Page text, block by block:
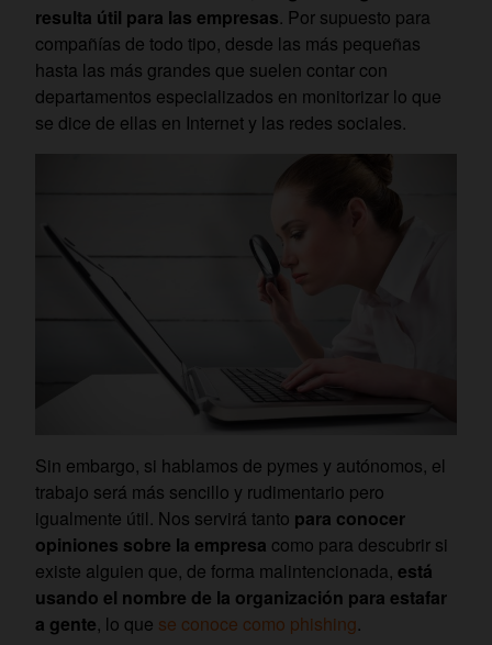
resulta útil para las empresas. Por supuesto para
compañías de todo tipo, desde las más pequeñas
hasta las más grandes que suelen contar con
departamentos especializados en monitorizar lo que
se dice de ellas en Internet y las redes sociales.
Sin embargo, si hablamos de pymes y autónomos, el
trabajo será más sencillo y rudimentario pero
igualmente útil. Nos servirá tanto para conocer
opiniones sobre la empresa como para descubrir si
existe alguien que, de forma malintencionada, está
usando el nombre de la organización para estafar
a gente, lo que se conoce como phishing.